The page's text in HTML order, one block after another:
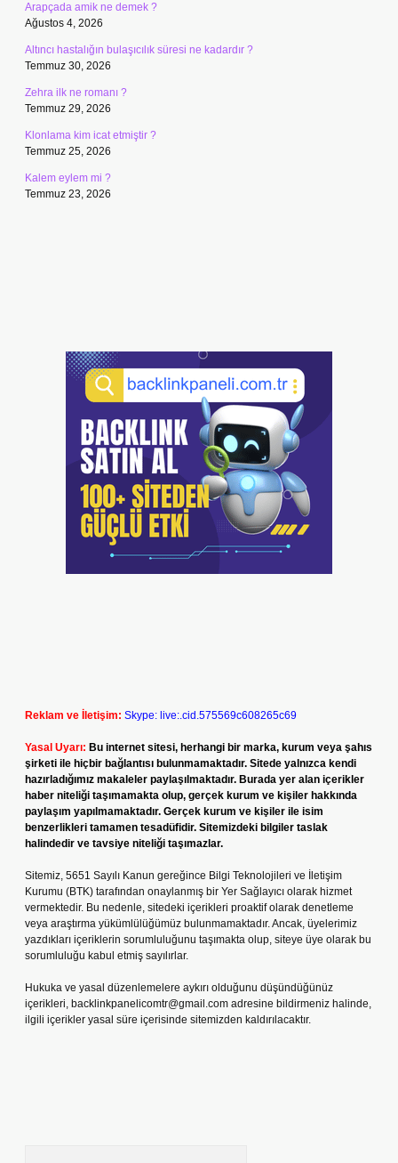
Arapçada amik ne demek ?
Ağustos 4, 2026
Altıncı hastalığın bulaşıcılık süresi ne kadardır ?
Temmuz 30, 2026
Zehra ilk ne romanı ?
Temmuz 29, 2026
Klonlama kim icat etmiştir ?
Temmuz 25, 2026
Kalem eylem mi ?
Temmuz 23, 2026
Reklam ve İletişim: Skype: live:.cid.575569c608265c69
Yasal Uyarı: Bu internet sitesi, herhangi bir marka, kurum veya şahıs
şirketi ile hiçbir bağlantısı bulunmamaktadır. Sitede yalnızca kendi
hazırladığımız makaleler paylaşılmaktadır. Burada yer alan içerikler
haber niteliği taşımamakta olup, gerçek kurum ve kişiler hakkında
paylaşım yapılmamaktadır. Gerçek kurum ve kişiler ile isim
benzerlikleri tamamen tesadüfidir. Sitemizdeki bilgiler taslak
halindedir ve tavsiye niteliği taşımazlar.
Sitemiz, 5651 Sayılı Kanun gereğince Bilgi Teknolojileri ve İletişim
Kurumu (BTK) tarafından onaylanmış bir Yer Sağlayıcı olarak hizmet
vermektedir. Bu nedenle, sitedeki içerikleri proaktif olarak denetleme
veya araştırma yükümlülüğümüz bulunmamaktadır. Ancak, üyelerimiz
yazdıkları içeriklerin sorumluluğunu taşımakta olup, siteye üye olarak bu
sorumluluğu kabul etmiş sayılırlar.
Hukuka ve yasal düzenlemelere aykırı olduğunu düşündüğünüz
içerikleri, backlinkpanelicomtr@gmail.com adresine bildirmeniz halinde,
ilgili içerikler yasal süre içerisinde sitemizden kaldırılacaktır.